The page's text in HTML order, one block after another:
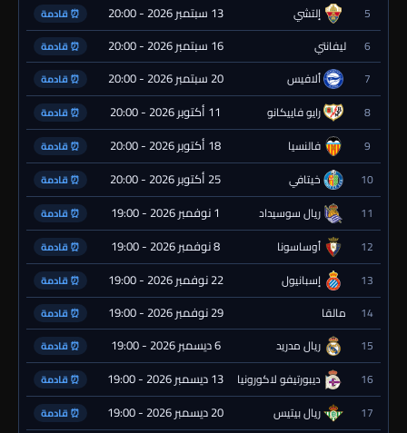
5 إلتشي 13 سبتمبر 2026 - 20:00 ⏰ قادمة
6 ليفانتي 16 سبتمبر 2026 - 20:00 ⏰ قادمة
7 ألافيس 20 سبتمبر 2026 - 20:00 ⏰ قادمة
8 رايو فاييكانو 11 أكتوبر 2026 - 20:00 ⏰ قادمة
9 فالنسيا 18 أكتوبر 2026 - 20:00 ⏰ قادمة
10 خيتافي 25 أكتوبر 2026 - 20:00 ⏰ قادمة
11 ريال سوسيداد 1 نوفمبر 2026 - 19:00 ⏰ قادمة
12 أوساسونا 8 نوفمبر 2026 - 19:00 ⏰ قادمة
13 إسبانيول 22 نوفمبر 2026 - 19:00 ⏰ قادمة
14 مالقا 29 نوفمبر 2026 - 19:00 ⏰ قادمة
15 ريال مدريد 6 ديسمبر 2026 - 19:00 ⏰ قادمة
16 ديبورتيفو لاكورونيا 13 ديسمبر 2026 - 19:00 ⏰ قادمة
17 ريال بيتيس 20 ديسمبر 2026 - 19:00 ⏰ قادمة